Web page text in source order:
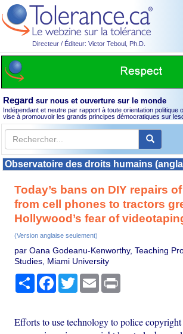
Directeur / Éditeur: Victor Teboul, Ph.D.
Regard sur nous et ouverture sur le monde
Indépendant et neutre par rapport à toute orientation politique
vise à promouvoir les grands principes démocratiques sur
Observatoire des droits humains
Today’s bans on DIY repairs
from cell phones to tractors
Hollywood’s fear of
(Version anglaise seulement)
par Oana Godeanu-Kenworthy, Teaching
Studies, Miami University
PartagerFacebook
TwitterEmail
Efforts to use technology to police